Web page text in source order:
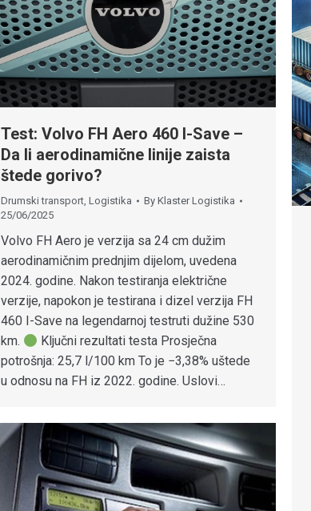
Test: Volvo FH Aero 460 I-Save –
Da li aerodinamične linije zaista
štede gorivo?
Drumski transport, Logistika By Klaster Logistika
25/06/2025
Volvo FH Aero je verzija sa 24 cm dužim
aerodinamičnim prednjim dijelom, uvedena
2024. godine. Nakon testiranja električne
verzije, napokon je testirana i dizel verzija FH
460 I-Save na legendarnoj testruti dužine 530
km.
Ključni rezultati testa Prosječna
potrošnja: 25,7 l/100 km To je −3,38% uštede
u odnosu na FH iz 2022. godine. Uslovi…